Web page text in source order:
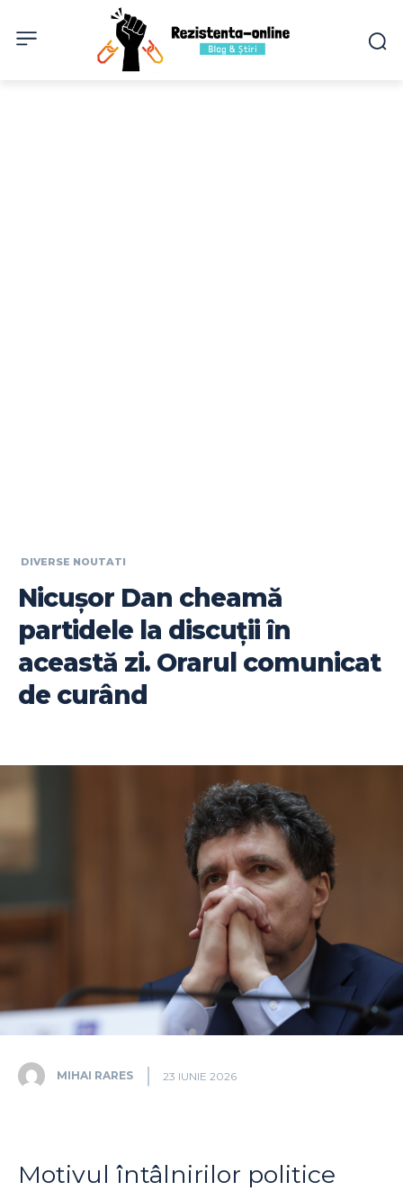
DIVERSE NOUTATI
Nicușor Dan cheamă
partidele la discuții în
această zi. Orarul comunicat
de curând
MIHAI RARES 23 IUNIE 2026
Motivul întâlnirilor politice